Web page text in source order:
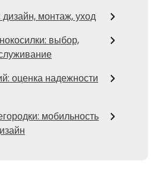
дизайн, монтаж, уход
выбор,
оценка надежности
мобильность